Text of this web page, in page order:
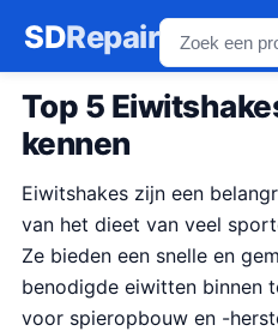
SDRepair
Top 5
kennen
Eiwitshakes zijn een
van het dieet van veel
Ze bieden een snelle en
benodigde eiwitten binnen
voor spieropbouw en -